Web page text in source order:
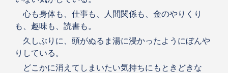
心も身体も、仕事も、人間関係も、金のやりくり
も、趣味も、読書も。
久しぶりに、頭がぬるま湯に浸かったようにぼんや
りしている。
どこかに消えてしまいたい気持ちにもときどきな